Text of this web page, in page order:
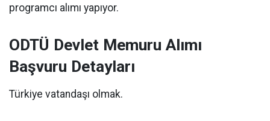
programcı alımı yapıyor.
ODTÜ Devlet Memuru Alımı
Başvuru Detayları
Türkiye vatandaşı olmak.